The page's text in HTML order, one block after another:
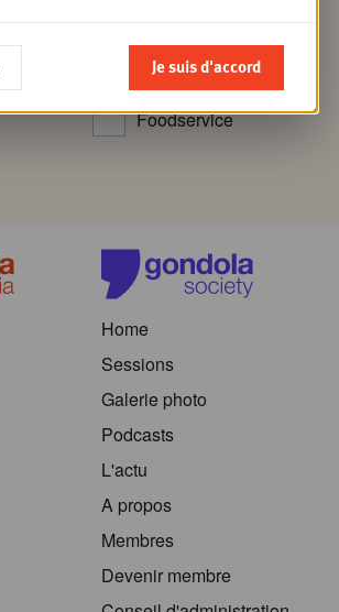
newsletters :
Society
Foodservice
Home
Sessions
Galerie photo
Podcasts
L'actu
A propos
Membres
Devenir membre
Je suis d'accord